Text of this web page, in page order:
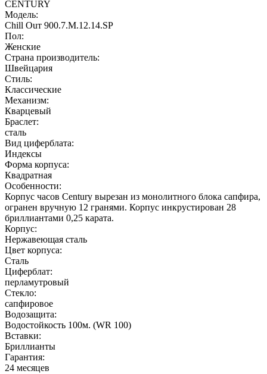
CENTURY
Модель:
Сhill Оuт 900.7.М.12.14.SР
Пол:
Женские
Страна производитель:
Швейцария
Стиль:
Классические
Механизм:
Кварцевый
Браслет:
сталь
Вид циферблата:
Индексы
Форма корпуса:
Квадратная
Особенности:
Корпус часов Century вырезан из монолитного блока сапфира,
огранен вручную 12 гранями. Корпус инкрустирован 28
бриллиантами 0,25 карата.
Корпус:
Нержавеющая cталь
Цвет корпуса:
Сталь
Циферблат:
перламутровый
Стекло:
сапфировое
Водозащита:
Водостойкость 100м. (WR 100)
Вставки:
Бриллианты
Гарантия:
24 месяцев